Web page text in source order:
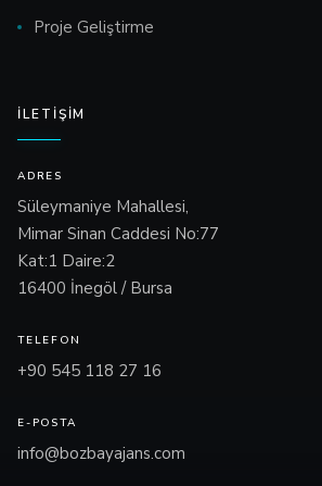
Proje Geliştirme
İLETIŞIM
ADRES
Süleymaniye Mahallesi,
Mimar Sinan Caddesi No:77
Kat:1 Daire:2
16400 İnegöl / Bursa
TELEFON
+90 545 118 27 16
E-POSTA
info@bozbayajans.com